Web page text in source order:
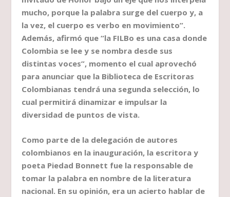
mucho, porque la palabra surge del cuerpo y, a
la vez, el cuerpo es verbo en movimiento”.
Además, afirmó que “la FILBo es una casa donde
Colombia se lee y se nombra desde sus
distintas voces”, momento el cual aprovechó
para anunciar que la Biblioteca de Escritoras
Colombianas tendrá una segunda selección, lo
cual permitirá dinamizar e impulsar la
diversidad de puntos de vista.
Como parte de la delegación de autores
colombianos en la inauguración, la escritora y
poeta Piedad Bonnett fue la responsable de
tomar la palabra en nombre de la literatura
nacional. En su opinión, era un acierto hablar de